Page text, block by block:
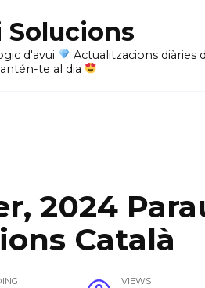
Solucions
d'avui
Actualitzacions diàries
te al dia
2024
Català
VIEWS